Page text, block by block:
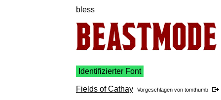
bless
Identifizierter Font
Fields of Cathay Vorgeschlagen von tomthumb